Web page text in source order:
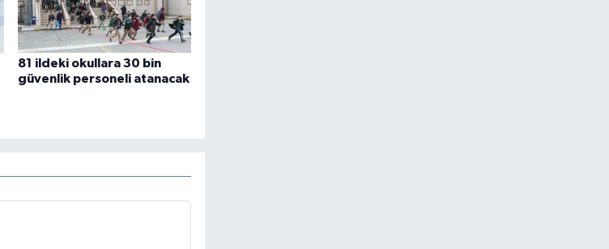
81 ildeki okullara 30 bin
güvenlik personeli atanacak